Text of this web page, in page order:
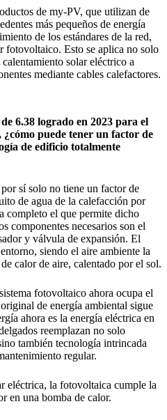
de my-PV, que utilizan de
más pequeños de energía
de los estándares de la red,
fotovoltaico. Esto se aplica no solo
solar eléctrico a
mediante cables calefactores.
6.38 logrado en 2023 para el
puede tener un factor de
de edificio totalmente
sí solo no tiene un factor de
de agua de la calefacción por
completo el que permite dicho
componentes necesarios son el
y válvula de expansión. El
siendo el aire ambiente la
calor de aire, calentado por el sol.
fotovoltaico ahora ocupa el
de energía ambiental sigue
ahora es la energía eléctrica en
reemplazan no solo
también tecnología intrincada
regular.
eléctrica, la fotovoltaica cumple la
en una bomba de calor.